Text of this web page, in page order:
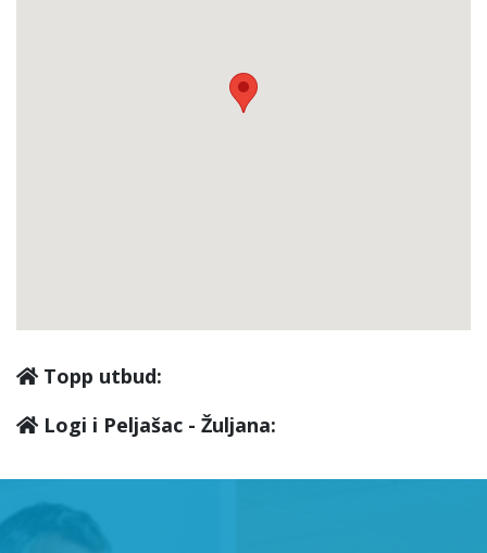
Topp utbud:
Logi i Peljašac - Žuljana: